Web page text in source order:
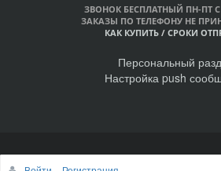
ЗВОНОК БЕСПЛАТНЫЙ ПН-ПТ С
ЗАКАЗЫ ПО ТЕЛЕФОНУ НЕ
КАК КУПИТЬ / СРОКИ
Персональный
Настройка push
© Интернет-магазин ОПТ-